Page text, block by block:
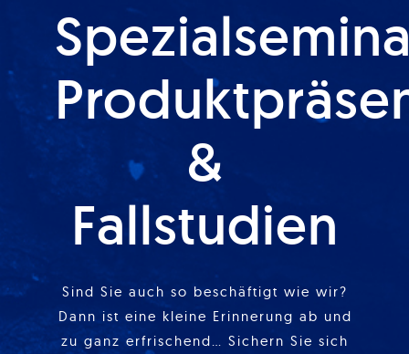
&
Fallstudien
Sind Sie auch so beschäftigt wie wir?
Dann ist eine kleine Erinnerung ab und
zu ganz erfrischend… Sichern Sie sich